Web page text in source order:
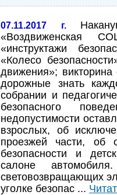
07.11.2017 г.
«инструктажи
«Колесо
движения»;
дорожные знать
собрании и
безопасного
недопустимости
взрослых, об
проезжей части, об
безопасности и
салоне
световозвращающих
уголке безопас ...